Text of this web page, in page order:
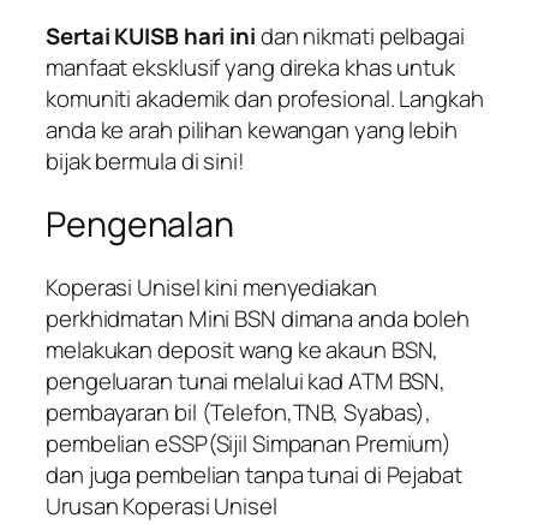
Sertai KUISB hari inidan nikmati pelbagai
manfaat eksklusif yang direka khas untuk
komuniti akademik dan profesional. Langkah
anda ke arah pilihan kewangan yang lebih
bijak bermula di sini!
Pengenalan
Koperasi Unisel kini menyediakan
perkhidmatan Mini BSN dimana anda boleh
melakukan deposit wang ke akaun BSN,
pengeluaran tunai melalui kad ATM BSN,
pembayaran bil (Telefon,TNB, Syabas),
pembelian eSSP(Sijil Simpanan Premium)
dan juga pembelian tanpa tunai di Pejabat
Urusan Koperasi Unisel